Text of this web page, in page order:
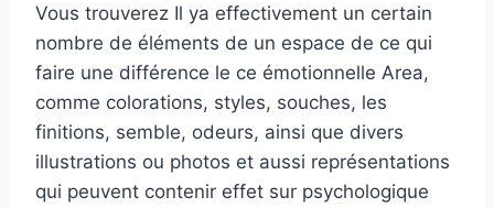
Vous trouverez Il ya effectivement un certain
nombre de éléments de un espace de ce qui
faire une différence le ce émotionnelle Area,
comme colorations, styles, souches, les
finitions, semble, odeurs, ainsi que divers
illustrations ou photos et aussi représentations
qui peuvent contenir effet sur psychologique